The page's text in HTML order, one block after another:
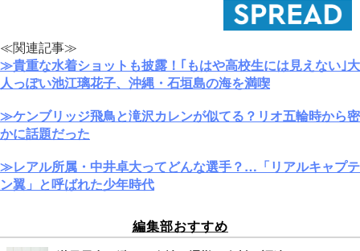
≪関連記事≫
≫貴重な水着ショットも披露！｢もはや高校生には見えない｣大
人っぽい池江璃花子、沖縄・石垣島の海を満喫
≫ケンブリッジ飛鳥と滝沢カレンが似てる？リオ五輪時から密
かに話題だった
≫レアル所属・中井卓大ってどんな選手？…「リアルキャプテ
ン翼」と呼ばれた少年時代
編集部おすすめ